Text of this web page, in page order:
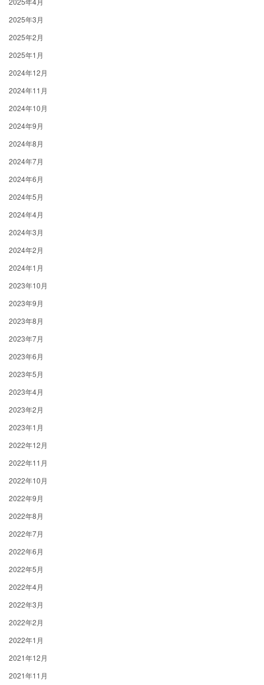
2025年3月
2025年2月
2025年1月
2024年12月
2024年11月
2024年10月
2024年9月
2024年8月
2024年7月
2024年6月
2024年5月
2024年4月
2024年3月
2024年2月
2024年1月
2023年10月
2023年9月
2023年8月
2023年7月
2023年6月
2023年5月
2023年4月
2023年2月
2023年1月
2022年12月
2022年11月
2022年10月
2022年9月
2022年8月
2022年7月
2022年6月
2022年5月
2022年4月
2022年3月
2022年2月
2022年1月
2021年12月
2021年11月